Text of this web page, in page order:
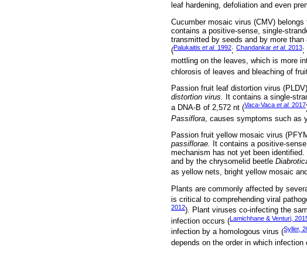
leaf hardening, defoliation and even
Cucumber mosaic virus (CMV) belongs
contains a positive-sense, single-
transmitted by seeds and by more
(Palukaitis et al. 1992; Chandankar et al. 2013;
mottling on the leaves, which is more
chlorosis of leaves and bleaching of
Passion fruit leaf distortion virus
distortion virus.
It contains a single-
a DNA-B of 2,572 nt (Vaca-Vaca et al. 2017
Passiflora, causes symptoms such as
Passion fruit yellow mosaic virus
passiflorae.
It contains a positive-
mechanism has not yet been
and by the chrysomelid beetle
as yellow nets, bright yellow mosaic
Plants are commonly affected by
is critical to comprehending viral
2012). Plant viruses co-infecting the
infection occurs (Lamichhane & Venturi,
infection by a homologous virus (Syller,
depends on the order in which infection